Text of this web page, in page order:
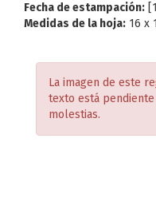
Fecha de estampación:
Medidas de la hoja: 16 x
La imagen de este
texto está
molestias.